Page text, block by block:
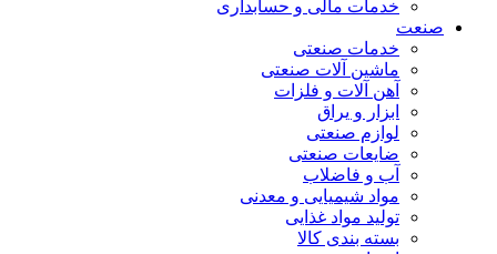
خدمات مالی و حسابداری
صنعت
خدمات صنعتی
ماشین آلات صنعتی
آهن آلات و فلزات
ابزار و یراق
لوازم صنعتی
ضایعات صنعتی
آب و فاضلاب
مواد شیمیایی و معدنی
تولید مواد غذایی
بسته بندی کالا